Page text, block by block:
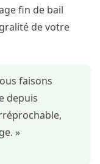
fin de bail
de votre
faisons
depuis
»